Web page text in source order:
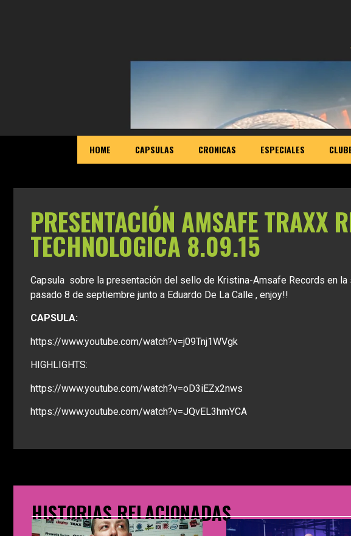
HOME CAPSULAS CRONICAS ESPECIALES
PRESENTACIÓN AMSAFE TRAXX
TECHNOLOGICA 8.09.15
Capsula sobre la presentación del sello de Kristina-Amsafe Records en la
pasado 8 de septiembre junto a Eduardo De La Calle , enjoy!!
CAPSULA:
https://www.youtube.com/watch?v=j09Tnj1WVgk
HIGHLIGHTS:
https://www.youtube.com/watch?v=oD3iEZx2nws
https://www.youtube.com/watch?v=JQvEL3hmYCA
HISTORIAS RELACIONADAS